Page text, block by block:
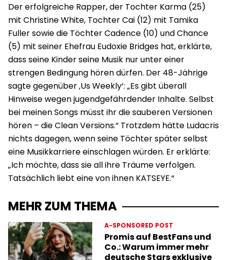
Der erfolgreiche Rapper, der Tochter Karma (25)
mit Christine White, Tochter Cai (12) mit Tamika
Fuller sowie die Töchter Cadence (10) und Chance
(5) mit seiner Ehefrau Eudoxie Bridges hat, erklärte,
dass seine Kinder seine Musik nur unter einer
strengen Bedingung hören dürfen. Der 48-Jährige
sagte gegenüber ‚Us Weekly‘: „Es gibt überall
Hinweise wegen jugendgefährdender Inhalte. Selbst
bei meinen Songs müsst ihr die sauberen Versionen
hören – die Clean Versions.“ Trotzdem hätte Ludacris
nichts dagegen, wenn seine Töchter später selbst
eine Musikkarriere einschlagen würden. Er erklärte:
„Ich möchte, dass sie all ihre Träume verfolgen.
Tatsächlich liebt eine von ihnen KATSEYE.“
MEHR ZUM THEMA
A-SPONSORED POST
Promis auf BestFans und
Co.: Warum immer mehr
deutsche Stars exklusive